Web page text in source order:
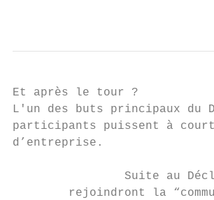
Et après le tour ?
L'un des buts principaux
participants puissent à
d’entreprise.
Suite au
rejoindront la